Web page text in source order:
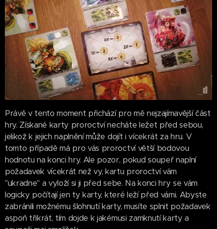
Právě v tento moment přichází pro mě nejzajímavější část
hry. Získané karty proroctví necháte ležet před sebou,
jelikož k jejich naplnění může dojít i vícekrát za hru. V
tomto případě má pro vás proroctví větší bodovou
hodnotu na konci hry. Ale pozor, pokud soupeř naplní
požadavek vícekrát než vy, kartu proroctví vám
"ukradne" a vyloží si ji před sebe. Na konci hry se vám
logicky počítají jen ty karty, které leží před vámi. Abyste
zabránili možnému šlohnutí karty, musíte splnit požadavek
aspoň třikrát, tím dojde k jakémusi zamknutí karty a